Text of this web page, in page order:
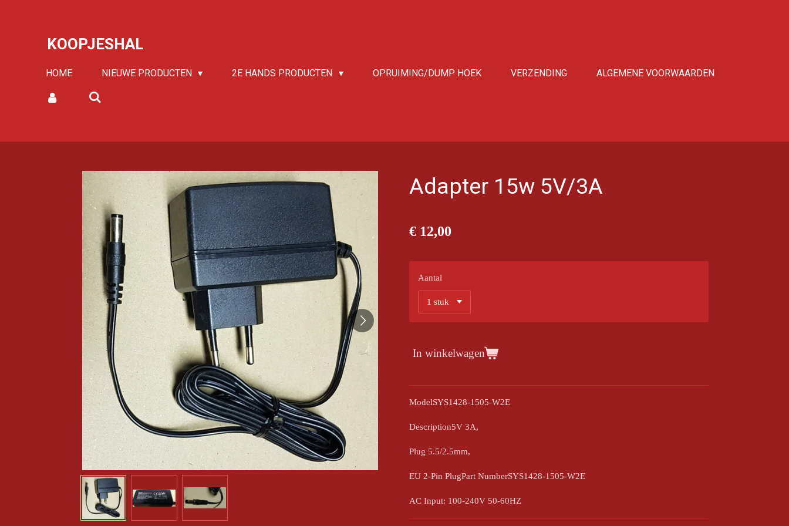
hoofdinhoud
KOOPJESHAL
HOME NIEUWE PRODUCTEN 2E HANDS PRODUCTEN OPRUIMING/DUMP HOEK VERZENDING ALGEMENE VOORWAARDEN
Adapter 15w 5V/3A
€ 12,00
Aantal
In winkelwagen
ModelSYS1428-1505-W2E
Description5V 3A,
Plug 5.5/2.5mm,
EU 2-Pin PlugPart NumberSYS1428-1505-W2E
AC Input: 100-240V 50-60HZ